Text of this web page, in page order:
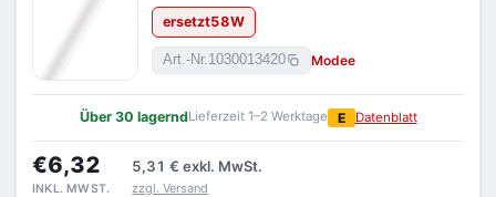
ersetzt58W
Art.-Nr.1030013420 Modee
Über 30 lagerndLieferzeit 1–2 Werktage E Datenblatt
€6,32 5,31 € exkl. MwSt.
INKL. MWST. zzgl. Versand